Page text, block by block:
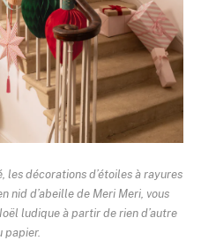
les décorations d’étoiles à rayures
nid d’abeille de Meri Meri, vous
ludique à partir de rien d’autre
papier.